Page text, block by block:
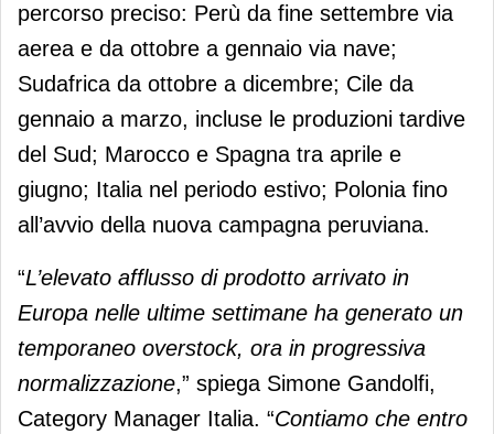
percorso preciso: Perù da fine settembre via
aerea e da ottobre a gennaio via nave;
Sudafrica da ottobre a dicembre; Cile da
gennaio a marzo, incluse le produzioni tardive
del Sud; Marocco e Spagna tra aprile e
giugno; Italia nel periodo estivo; Polonia fino
all’avvio della nuova campagna peruviana.
“L’elevato afflusso di prodotto arrivato in
Europa nelle ultime settimane ha generato un
temporaneo overstock, ora in progressiva
normalizzazione,” spiega Simone Gandolfi,
Category Manager Italia. “Contiamo che entro